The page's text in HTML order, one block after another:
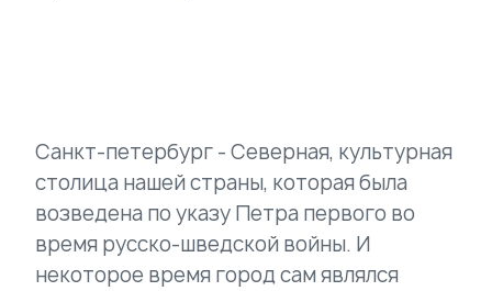
Санкт-петербург - Северная, культурная
столица нашей страны, которая была
возведена по указу Петра первого во
время русско-шведской войны. И
некоторое время город сам являлся